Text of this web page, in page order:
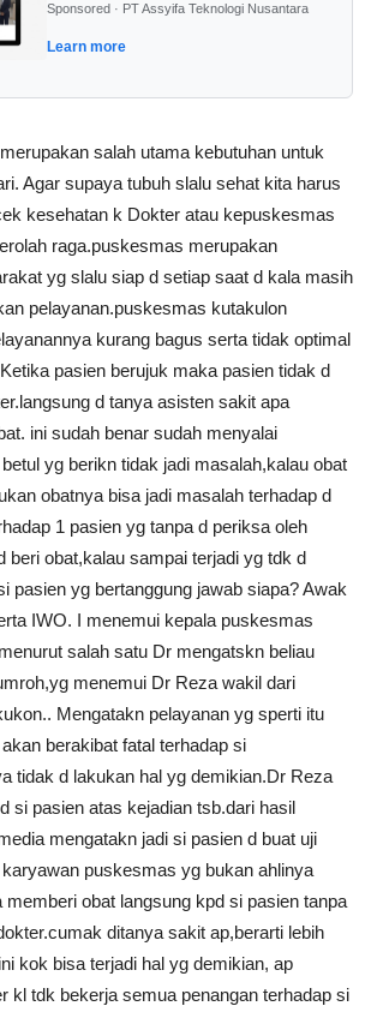
Sponsored · PT Assyifa Teknologi Nusantara
Learn more
salah utama kebutuhan untuk
Agar supaya tubuh slalu sehat kita harus
kesehatan k Dokter atau kepuskesmas
raga.puskesmas merupakan
yg slalu siap d setiap saat d kala masih
pelayanan.puskesmas kutakulon
kurang bagus serta tidak optimal
pasien berujuk maka pasien tidak d
d tanya asisten sakit apa
ini sudah benar sudah menyalai
yg berikn tidak jadi masalah,kalau obat
obatnya bisa jadi masalah terhadap d
1 pasien yg tanpa d periksa oleh
beri obat,kalau sampai terjadi yg tdk d
pasien yg bertanggung jawab siapa? Awak
IWO. I menemui kepala puskesmas
salah satu Dr mengatskn beliau
menemui Dr Reza wakil dari
Mengatakn pelayanan yg sperti itu
berakibat fatal terhadap si
tidak d lakukan hal yg demikian.Dr Reza
si pasien atas kejadian tsb.dari hasil
mengatakn jadi si pasien d buat uji
puskesmas yg bukan ahlinya
memberi obat langsung kpd si pasien tanpa
ditanya sakit ap,berarti lebih
kok bisa terjadi hal yg demikian, ap
kl tdk bekerja semua penangan terhadap si